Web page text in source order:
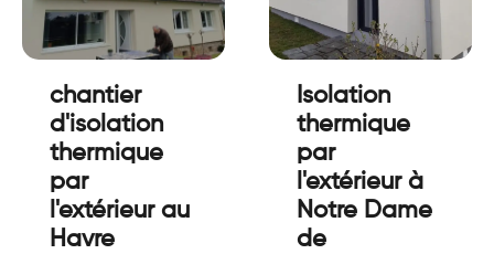
chantier
d'isolation
thermique
par
l'extérieur au
Havre
Isolation
thermique
par
l'extérieur à
Notre Dame
de